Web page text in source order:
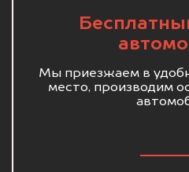
Мы приезжаем в
место, производим